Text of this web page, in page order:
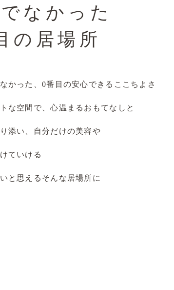
なかった
の居場所
かった、0番目の安心できるここちよさ
な空間で、心温まるおもてなしと
添い、自分だけの美容や
ていける
と思えるそんな居場所に